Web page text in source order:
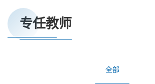
专任教师
全部